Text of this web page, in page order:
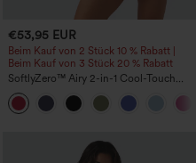
€53,95 EUR
Beim Kauf von 2 Stück 10 % Rabatt |
Beim Kauf von 3 Stück 20 % Rabatt
SoftlyZero™ Airy 2-in-1 Cool-Touch
Mini-Tennis-Sportkleid mit Tasche –
Easy Peezy Edition – UPF50+